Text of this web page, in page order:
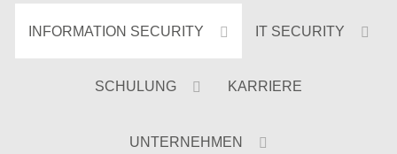
INFORMATION SECURITY IT SECURITY
SCHULUNG KARRIERE
UNTERNEHMEN